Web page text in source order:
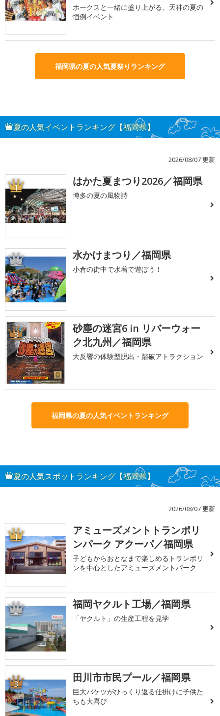
ホークスと一緒に盛り上がる、天神の夏の
恒例イベント
福岡県の夏の人気夏祭りランキング
夏の人気イベントランキング【福岡県】
2026/08/07 更新
1 はかた夏まつり2026／福岡県
博多の夏の風物詩
2 水かけまつり／福岡県
小倉の街中で水着で遊ぼう！
3
砂塵の迷宮6 in リバーウォー
ク北九州／福岡県
大反響の体験型脱出・踏破アトラクション
福岡県の夏の人気イベントランキング
夏の人気スポットランキング【福岡県】
2026/08/07 更新
1
アミューズメントトランポリ
ンパーク アクーパ／福岡県
子どもからおとなまで楽しめるトランポリ
ンを中心としたアミューズメントパーク
2 福岡ヤクルト工場／福岡県
「ヤクルト」の生産工程を見学
3 田川市市民プール／福岡県
巨大バケツがひっくり返る仕掛けに子供た
ちも大喜び